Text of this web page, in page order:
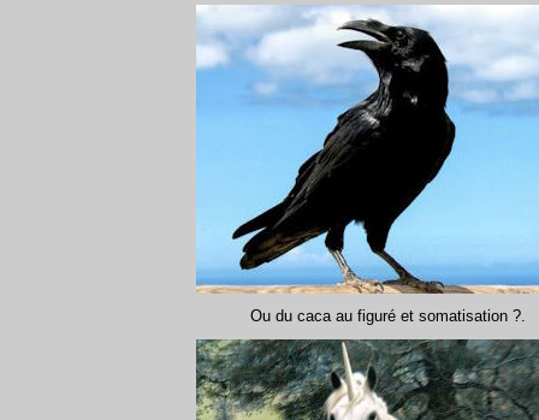
Ou du caca au figuré et somatisation ?.